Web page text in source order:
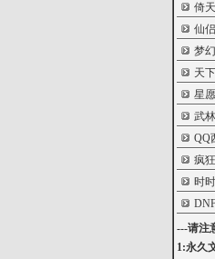
倚
仙
梦
天
星
武
QQ
疯
时
---请注
1:永久